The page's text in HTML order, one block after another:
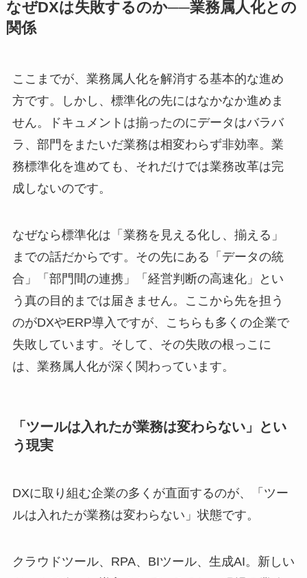
なぜDXは失敗するのか──業務属人化との
関係
ここまでが、業務属人化を解消する基本的な進め
方です。しかし、標準化の先にはなかなか進めま
せん。ドキュメントは揃ったのにデータはバラバ
ラ、部門をまたいだ業務は相変わらず非効率。業
務標準化を進めても、それだけでは業務改革は完
成しないのです。
なぜなら標準化は「業務を見える化し、揃える」
までの話だからです。その先にある「データの統
合」「部門間の連携」「経営判断の高速化」とい
う真の目的までは届きません。ここから先を担う
のがDXやERP導入ですが、こちらも多くの企業で
失敗しています。そして、その失敗の根っこに
は、業務属人化が深く関わっています。
「ツールは入れたが業務は変わらない」とい
う現実
DXに取り組む企業の多くが直面するのが、「ツー
ルは入れたが業務は変わらない」状態です。
クラウドツール、RPA、BIツール、生成AI。新しい